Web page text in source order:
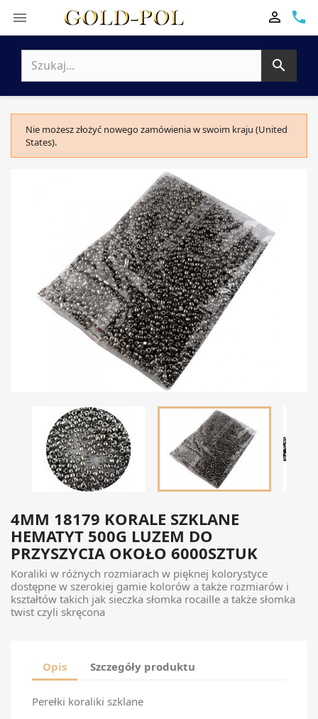
 phone


Nie możesz złożyć nowego zamówienia w swoim kraju (United
States).
4MM 18179 KORALE SZKLANE
HEMATYT 500G LUZEM DO
PRZYSZYCIA OKOŁO 6000SZTUK
Koraliki w różnych rozmiarach w pięknej kolorystyce
dostępne w szerokiej gamie kolorów a także rozmiarów i
kształtów takich jak sieczka słomka rocaille a także słomka
twist czyli skręcona
Opis Szczegóły produktu
Perełki koraliki szklane